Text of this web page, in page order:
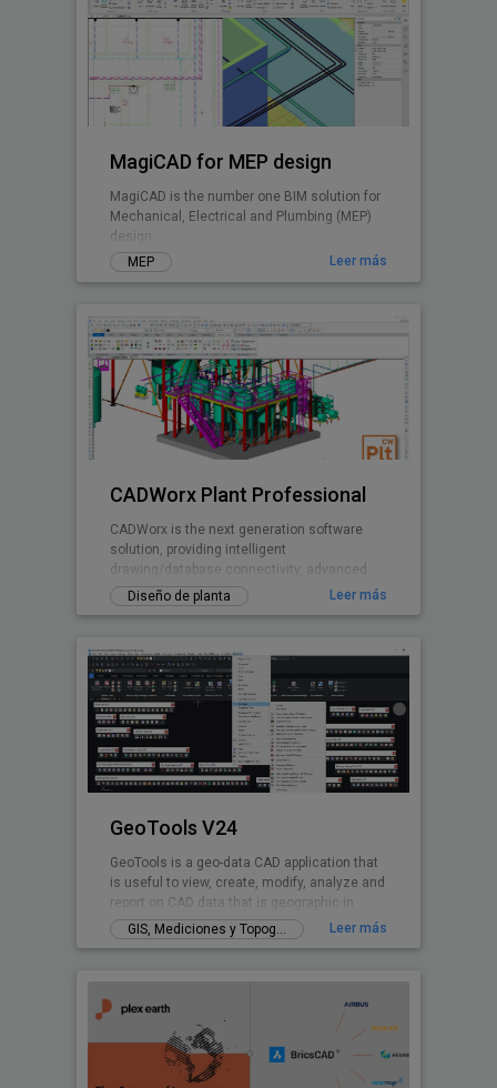
MagiCAD for MEP design
MagiCAD is the number one BIM solution for
Mechanical, Electrical and Plumbing (MEP)
design.
MEP
Leer más
CADWorx Plant Professional
CADWorx is the next generation software
solution, providing intelligent
drawing/database connectivity, advanced
levels of automation, easy-to-use drafting
tool
Diseño de planta Leer más
GeoTools V24
GeoTools is a geo-data CAD application that
is useful to view, create, modify, analyze and
report on CAD data that is geographic in
nature.
GIS, Mediciones y Topografía Leer más